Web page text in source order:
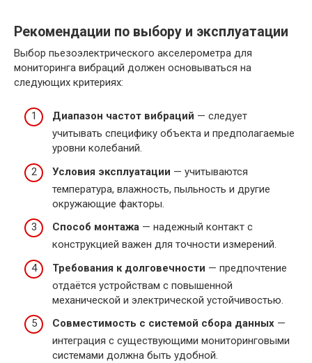
Рекомендации по выбору и эксплуатации
Выбор пьезоэлектрического акселерометра для
мониторинга вибраций должен основываться на
следующих критериях:
Диапазон частот вибраций — следует
учитывать специфику объекта и предполагаемые
уровни колебаний.
Условия эксплуатации — учитываются
температура, влажность, пыльность и другие
окружающие факторы.
Способ монтажа — надежный контакт с
конструкцией важен для точности измерений.
Требования к долговечности — предпочтение
отдаётся устройствам с повышенной
механической и электрической устойчивостью.
Совместимость с системой сбора данных —
интеграция с существующими мониторинговыми
системами должна быть удобной.